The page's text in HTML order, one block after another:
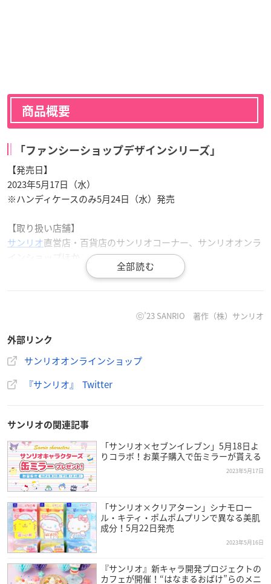
商品概要
「ファンシーショップデザインシリーズ」
【発売日】
2023年5月17日（水）
※ハンディケースのみ5月24日（水）発売
【取り扱い店舗】
サンリオ直営店・百貨店のサンリオコーナー、サンリオオンラ
※一部お取り扱いのない店舗もございます。アウトレット店
【ファンシーショップデザインシリーズ】「包装紙」のデ
ラを含め、多くのキャラたちを登場させ、かわいいモチー
https://t.co/GwDn67Yv1l
pR
— サンリオ (@sanrio_news) May 17, 2023
ⓒ’23 SANRIO 著作（株）サンリオ
外部リンク
サンリオオンラインショップ
『サンリオ』 Twitter
サンリオの関連記事
「サンリオ×セブンイレブン」5月18日よ
りコラボ！お菓子購入で缶ミラーが貰える
2023年5月17日
「サンリオ×クリアターン」シナモロー
ル・キティ・ポムポムプリンで異なる美肌
成分！5月22日発売
2023年5月16日
『サンリオ』新キャラ開発プロジェクトの
カフェが開催！“はなまるおばけ”らのメニ